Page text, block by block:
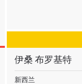
伊桑 布罗基特
新西兰